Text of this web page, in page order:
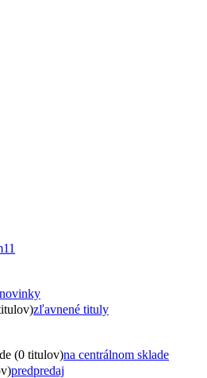
11
novinky
zľavnené tituly
(0 titulov)na centrálnom sklade
predpredaj